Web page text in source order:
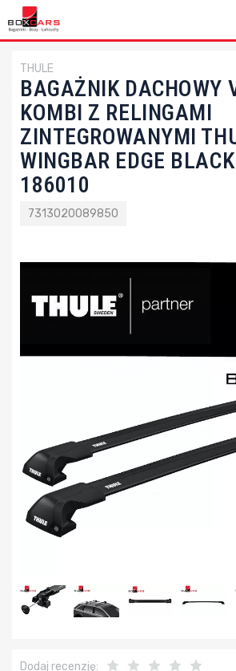
THULE
BAGAŻNIK DACHOWY
KOMBI Z RELINGAMI
ZINTEGROWANYMI
WINGBAR EDGE
186010
7313020089850
Dodaj recenzję: